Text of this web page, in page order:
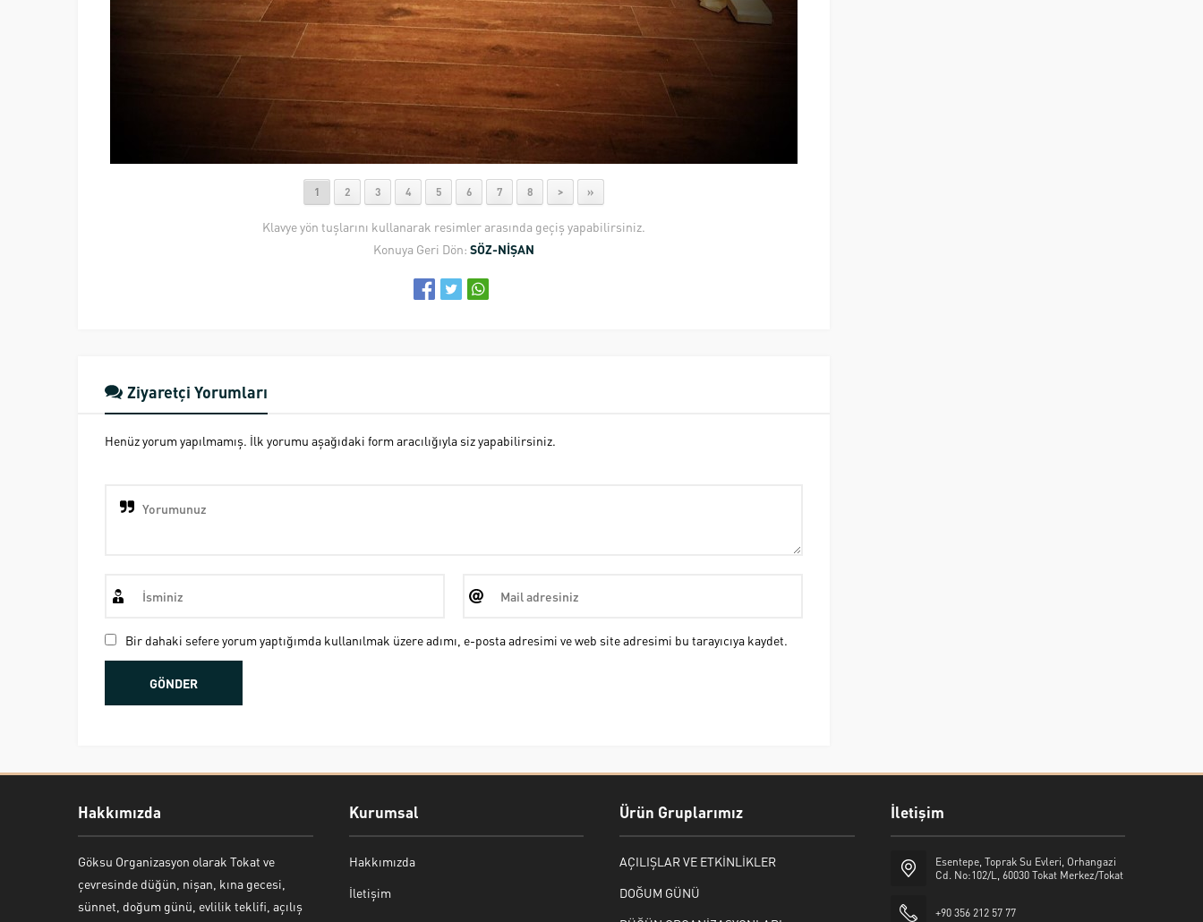
1 2 3 4 5 6 7 8 > »
Klavye yön tuşlarını kullanarak resimler arasında geçiş yapabilirsiniz.
Konuya Geri Dön: SÖZ-NİŞAN
Ziyaretçi Yorumları
Henüz yorum yapılmamış. İlk yorumu aşağıdaki form aracılığıyla siz yapabilirsiniz.
Bir dahaki sefere yorum yaptığımda kullanılmak üzere adımı, e-posta adresimi ve web site adresimi bu tarayıcıya kaydet.
Hakkımızda
Göksu Organizasyon olarak Tokat ve
çevresinde düğün, nişan, kına gecesi,
sünnet, doğum günü, evlilik teklifi, açılış
Kurumsal
Hakkımızda
İletişim
Ürün Gruplarımız
AÇILIŞLAR VE ETKİNLİKLER
DOĞUM GÜNÜ
İletişim
Esentepe, Toprak Su Evleri, Orhangazi
Cd. No:102/L, 60030 Tokat Merkez/Tokat
+90 356 212 57 77
Bekir Kiper